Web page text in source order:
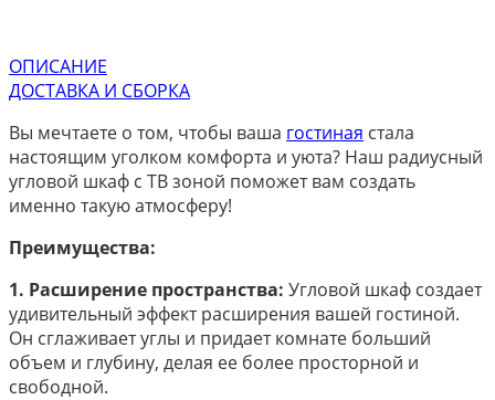
ОПИСАНИЕ
ДОСТАВКА И СБОРКА
Вы мечтаете о том, чтобы ваша гостиная стала
настоящим уголком комфорта и уюта? Наш радиусный
угловой шкаф с ТВ зоной поможет вам создать
именно такую атмосферу!
Преимущества:
1. Расширение пространства: Угловой шкаф создает
удивительный эффект расширения вашей гостиной.
Он сглаживает углы и придает комнате больший
объем и глубину, делая ее более просторной и
свободной.